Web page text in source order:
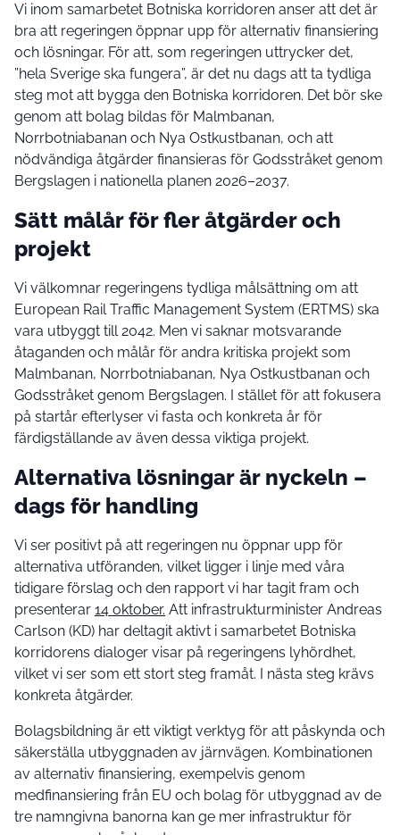
Vi inom samarbetet Botniska korridoren anser att det är
bra att regeringen öppnar upp för alternativ finansiering
och lösningar. För att, som regeringen uttrycker det,
”hela Sverige ska fungera”, är det nu dags att ta tydliga
steg mot att bygga den Botniska korridoren. Det bör ske
genom att bolag bildas för Malmbanan,
Norrbotniabanan och Nya Ostkustbanan, och att
nödvändiga åtgärder finansieras för Godsstråket genom
Bergslagen i nationella planen 2026–2037.
Sätt målår för fler åtgärder och
projekt
Vi välkomnar regeringens tydliga målsättning om att
European Rail Traffic Management System (ERTMS) ska
vara utbyggt till 2042. Men vi saknar motsvarande
åtaganden och målår för andra kritiska projekt som
Malmbanan, Norrbotniabanan, Nya Ostkustbanan och
Godsstråket genom Bergslagen. I stället för att fokusera
på startår efterlyser vi fasta och konkreta år för
färdigställande av även dessa viktiga projekt.
Alternativa lösningar är nyckeln –
dags för handling
Vi ser positivt på att regeringen nu öppnar upp för
alternativa utföranden, vilket ligger i linje med våra
tidigare förslag och den rapport vi har tagit fram och
presenterar 14 oktober. Att infrastrukturminister Andreas
Carlson (KD) har deltagit aktivt i samarbetet Botniska
korridorens dialoger visar på regeringens lyhördhet,
vilket vi ser som ett stort steg framåt. I nästa steg krävs
konkreta åtgärder.
Bolagsbildning är ett viktigt verktyg för att påskynda och
säkerställa utbyggnaden av järnvägen. Kombinationen
av alternativ finansiering, exempelvis genom
medfinansiering från EU och bolag för utbyggnad av de
tre namngivna banorna kan ge mer infrastruktur för